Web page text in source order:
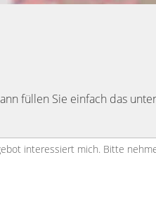
füllen Sie einfach das